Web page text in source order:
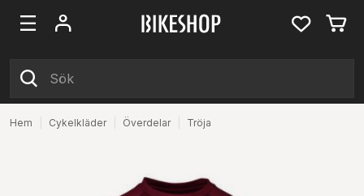
Hem Cykelkläder Överdelar Tröja